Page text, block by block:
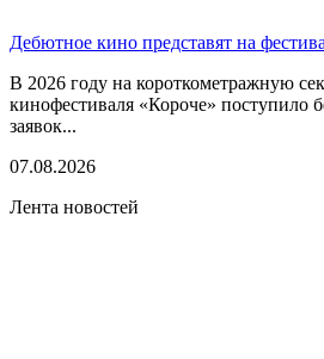
Дебютное кино представят на
В 2026 году на короткометражную
кинофестиваля «Короче» поступило
заявок...
07.08.2026
Лента новостей